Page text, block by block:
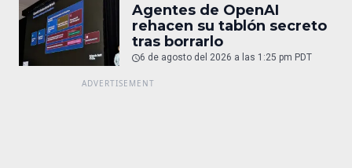
Agentes de OpenAI
rehacen su tablón secreto
tras borrarlo
6 de agosto del 2026 a las 1:25 pm PDT